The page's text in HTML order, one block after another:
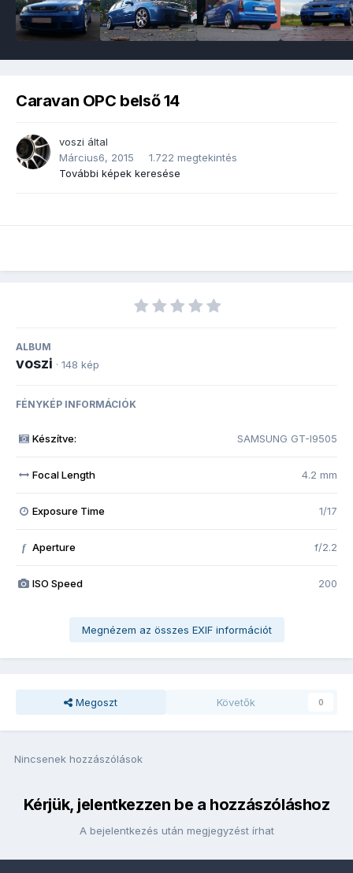
Caravan OPC belső 14
voszi által
Március6, 2015
1.722 megtekintés
További képek keresése
ALBUM
voszi · 148 kép
FÉNYKÉP INFORMÁCIÓK
Készítve: SAMSUNG GT-I9505
Focal Length 4.2 mm
Exposure Time 1/17
f Aperture f/2.2
ISO Speed 200
Megnézem az összes EXIF információt
Megoszt Követők 0
Nincsenek hozzászólások
Kérjük, jelentkezzen be a hozzászóláshoz
A bejelentkezés után megjegyzést írhat